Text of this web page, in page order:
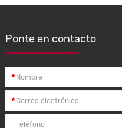
Ponte en contacto
*
*